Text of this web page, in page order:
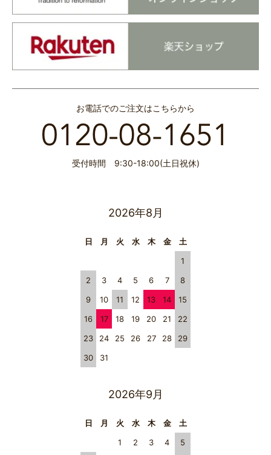
お電話でのご注文はこちらから
受付時間 9:30-18:00(土日祝休)
2026年8月
日 月 火 水 木 金
土
1
2
3 4 5 6 7
8
9
10 11 12 13 14
15
16
17 18 19 20 21
22
23
24 25 26 27 28
29
30
31
2026年9月
日 月 火 水 木 金
土
1
2 3 4
5